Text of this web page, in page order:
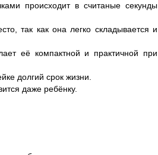
происходит в считаные секунды
так как она легко складывается и
её компактной и практичной при
долгий срок жизни.
даже ребёнку.